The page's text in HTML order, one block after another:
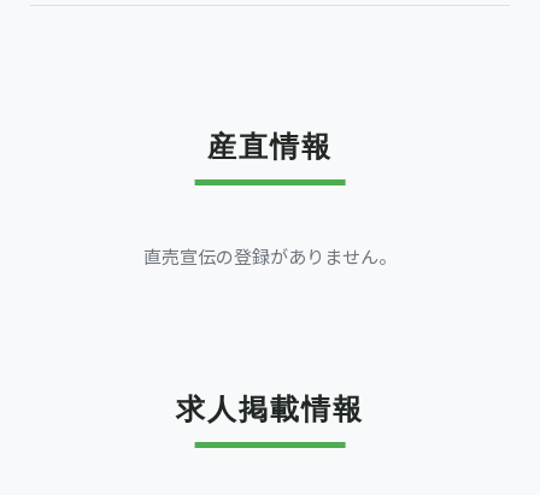
産直情報
直売宣伝の登録がありません。
求人掲載情報